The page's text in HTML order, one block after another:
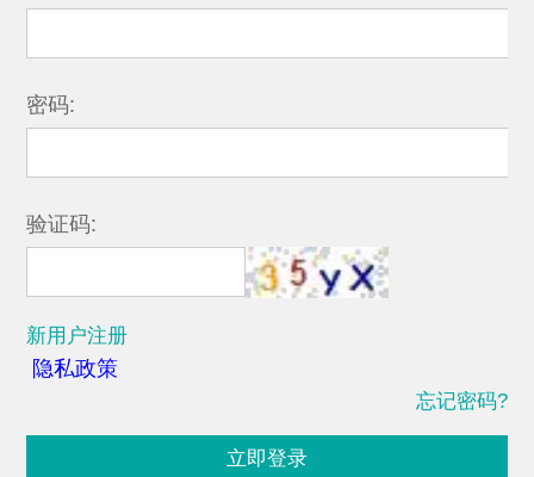
密码:
验证码:
新用户注册
隐私政策
忘记密码?
立即登录